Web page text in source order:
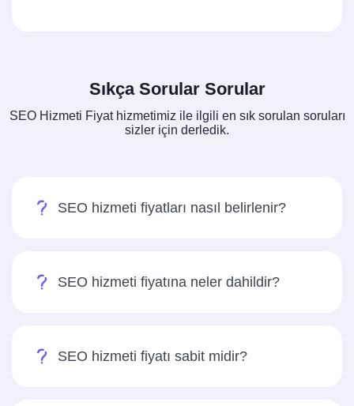
Sıkça Sorular Sorular
SEO Hizmeti Fiyat hizmetimiz ile ilgili en sık sorulan soruları
sizler için derledik.
SEO hizmeti fiyatları nasıl belirlenir?
SEO hizmeti fiyatına neler dahildir?
SEO hizmeti fiyatı sabit midir?